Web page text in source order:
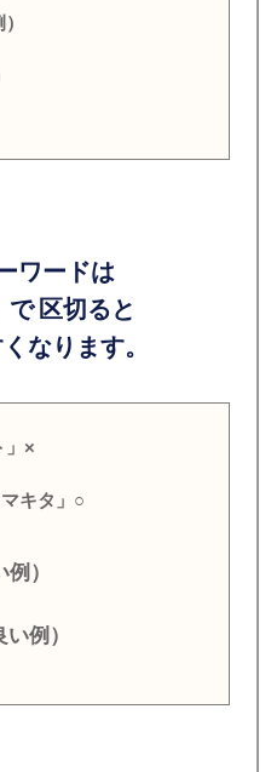
ワードは
で 区切ると
なります。
」×
キタ」○
）
例）